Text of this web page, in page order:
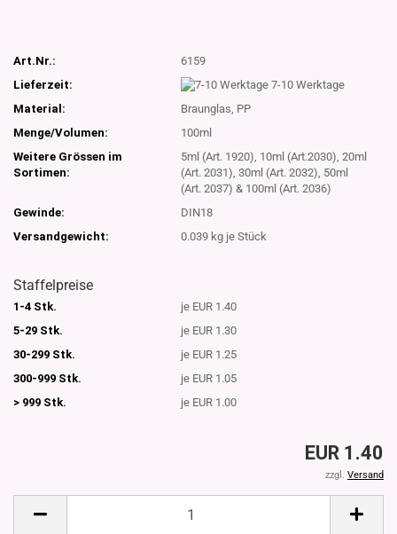
Art.Nr.:
6159
Lieferzeit:
7-10 Werktage
Material:
Braunglas, PP
Menge/Volumen:
100ml
Weitere Grössen im
Sortimen:
5ml (Art. 1920), 10ml (Art.2030), 20ml
(Art. 2031), 30ml (Art. 2032), 50ml
(Art. 2037) & 100ml (Art. 2036)
Gewinde:
DIN18
Versandgewicht:
0.039 kg je Stück
Staffelpreise
1-4 Stk.
je EUR 1.40
5-29 Stk.
je EUR 1.30
30-299 Stk.
je EUR 1.25
300-999 Stk.
je EUR 1.05
> 999 Stk.
je EUR 1.00
EUR 1.40
zzgl. Versand